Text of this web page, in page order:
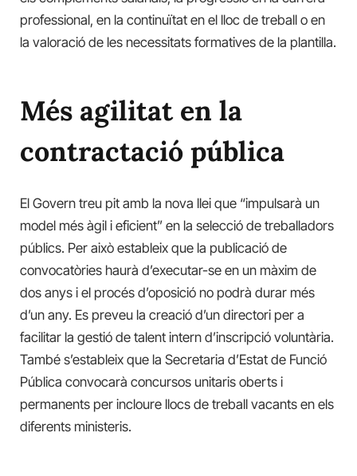
professional, en la continuïtat en el lloc de treball o en
la valoració de les necessitats formatives de la plantilla.
Més agilitat en la
contractació pública
El Govern treu pit amb la nova llei que “impulsarà un
model més àgil i eficient” en la selecció de treballadors
públics. Per això estableix que la publicació de
convocatòries haurà d’executar-se en un màxim de
dos anys i el procés d’oposició no podrà durar més
d’un any. Es preveu la creació d’un directori per a
facilitar la gestió de talent intern d’inscripció voluntària.
També s’estableix que la Secretaria d’Estat de Funció
Pública convocarà concursos unitaris oberts i
permanents per incloure llocs de treball vacants en els
diferents ministeris.